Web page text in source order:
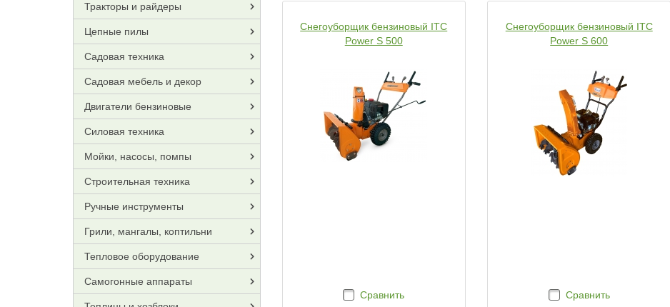
Тракторы и райдеры
Цепные пилы
Садовая техника
Садовая мебель и декор
Двигатели бензиновые
Силовая техника
Мойки, насосы, помпы
Строительная техника
Ручные инструменты
Грили, мангалы, коптильни
Тепловое оборудование
Самогонные аппараты
Снегоуборщик бензиновый ITC
Power S 500
Сравнить
Снегоуборщик бензиновый ITC
Power S 600
Сравнить